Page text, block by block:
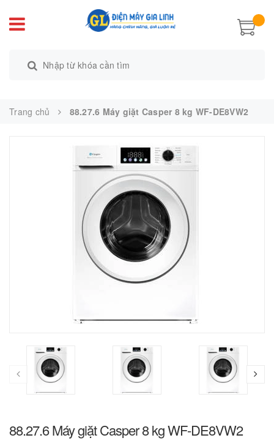
Trang chủ 88.27.6 Máy giặt Casper 8 kg WF-DE8VW2
88.27.6 Máy giặt Casper 8 kg WF-DE8VW2